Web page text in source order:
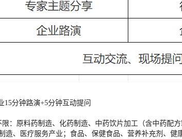
分钟路演+5分钟互动提问
：原料药制造、化药制造、中药饮片加工（含中药配
造、医疗服务产业；食品、保健食品、营养补充剂、健